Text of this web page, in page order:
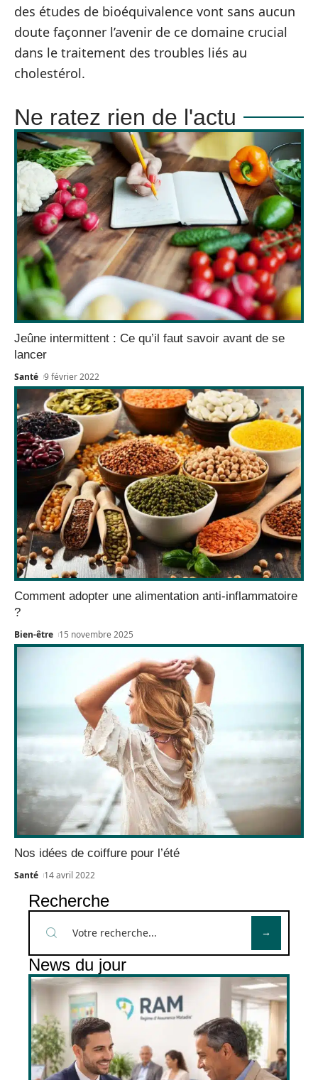
des études de bioéquivalence vont sans aucun
doute façonner l’avenir de ce domaine crucial
dans le traitement des troubles liés au
cholestérol.
Ne ratez rien de l'actu
Jeûne intermittent : Ce qu’il faut savoir avant de se
lancer
Santé 9 février 2022
Comment adopter une alimentation anti-inflammatoire
?
Bien-être 15 novembre 2025
Nos idées de coiffure pour l’été
Santé 14 avril 2022
Recherche
News du jour